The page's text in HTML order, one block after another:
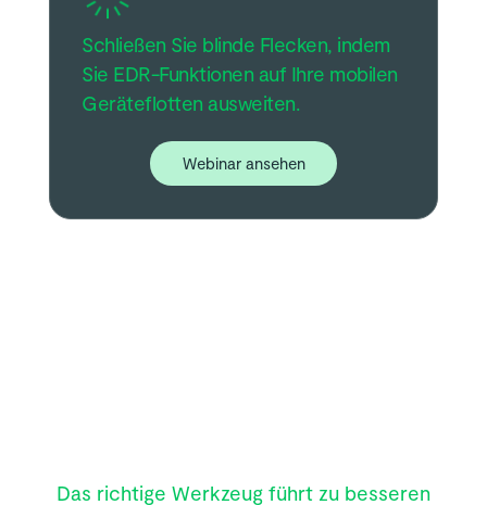
Schließen Sie blinde Flecken, indem
Sie EDR-Funktionen auf Ihre mobilen
Geräteflotten ausweiten.
Webinar ansehen
Das richtige Werkzeug führt zu besseren